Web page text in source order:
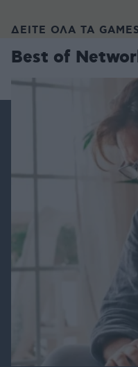
ΔΕΙΤΕ ΟΛΑ ΤΑ GAMES
Best of